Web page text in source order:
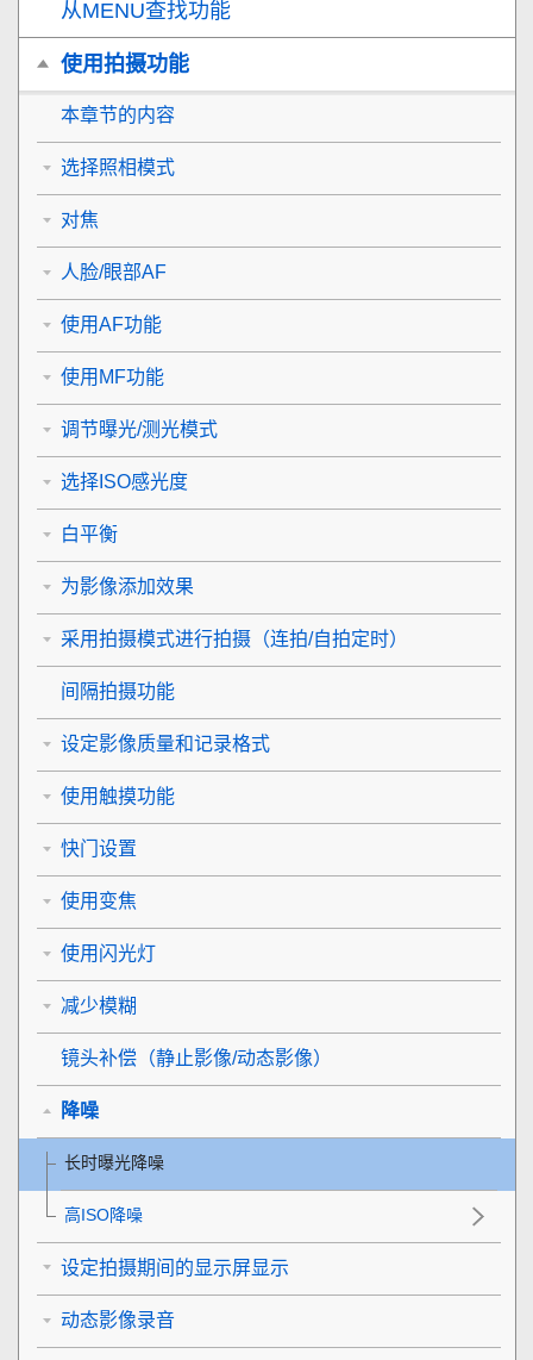
从MENU查找功能
使用拍摄功能
本章节的内容
选择照相模式
对焦
人脸/眼部AF
使用AF功能
使用MF功能
调节曝光/测光模式
选择ISO感光度
白平衡
为影像添加效果
采用拍摄模式进行拍摄（连拍/自拍定时）
间隔拍摄功能
设定影像质量和记录格式
使用触摸功能
快门设置
使用变焦
使用闪光灯
减少模糊
镜头补偿 （静止影像/动态影像）
降噪
长时曝光降噪
高ISO降噪
设定拍摄期间的显示屏显示
动态影像录音